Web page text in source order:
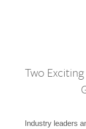
Two
Industry leaders